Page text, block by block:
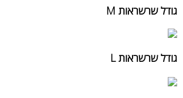
גודל שרשראות M
גודל שרשראות L